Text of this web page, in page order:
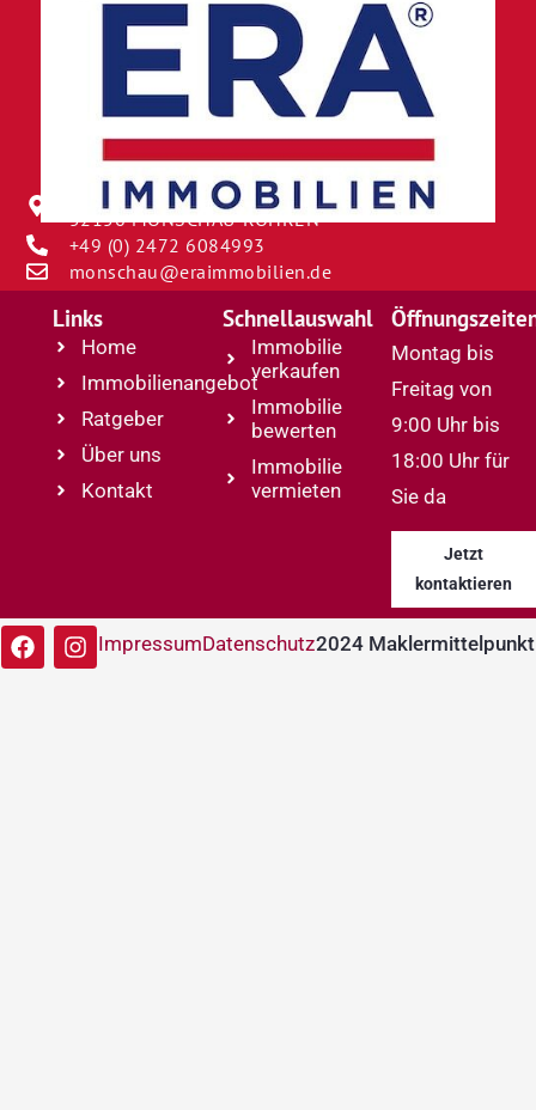
BORNGASSE 12
52156 MONSCHAU-ROHREN
+49 (0) 2472 6084993
monschau@eraimmobilien.de
Links
Home
Immobilienangebot
Ratgeber
Über uns
Kontakt
Schnellauswahl
Immobilie
verkaufen
Immobilie
bewerten
Immobilie
vermieten
Montag bis
Freitag von
9:00 Uhr bis
18:00 Uhr für
Sie da
Jetzt
kontaktieren
ImpressumDatenschutz2024 Maklermittelpunkt